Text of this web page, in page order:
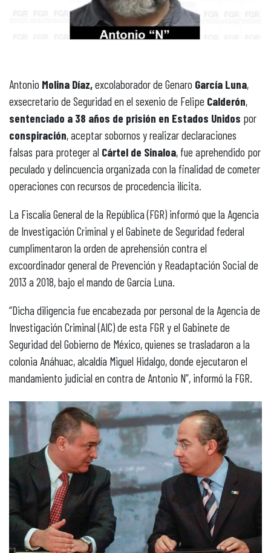
Antonio Molina Díaz,excolaborador de Genaro García Luna,
exsecretario de Seguridad en el sexenio de Felipe Calderón,
sentenciado a 38 años de prisión en Estados Unidos por
conspiración, aceptar sobornos y realizar declaraciones
falsas para proteger al Cártel de Sinaloa, fue aprehendido por
peculado y delincuencia organizada con la finalidad de cometer
operaciones con recursos de procedencia ilícita.
La Fiscalía General de la República (FGR) informó que la Agencia
de Investigación Criminal y el Gabinete de Seguridad federal
cumplimentaron la orden de aprehensión contra el
excoordinador general de Prevención y Readaptación Social de
2013 a 2018, bajo el mando de García Luna.
“Dicha diligencia fue encabezada por personal de la Agencia de
Investigación Criminal (AIC) de esta FGR y el Gabinete de
Seguridad del Gobierno de México, quienes se trasladaron a la
colonia Anáhuac, alcaldía Miguel Hidalgo, donde ejecutaron el
mandamiento judicial en contra de Antonio N”, informó la FGR.